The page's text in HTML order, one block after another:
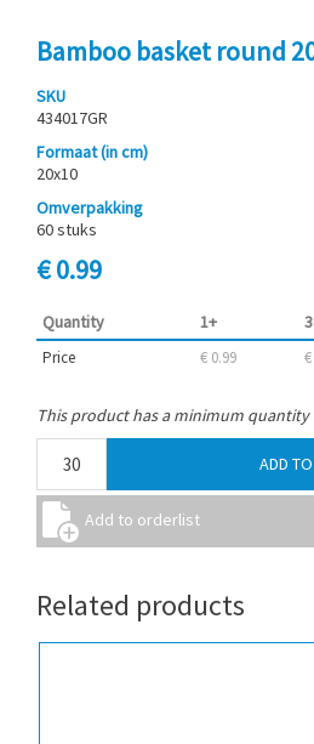
Bamboo basket round
SKU
434017GR
Formaat (in cm)
20x10
Omverpakking
60 stuks
€ 0.99
Quantity 1+
Price € 0.99
This product has a minimum quantity
Related products